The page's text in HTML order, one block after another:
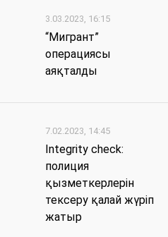
3.03.2023, 16:15
“Мигрант”
операциясы
аяқталды
7.02.2023, 14:45
Integrity check:
полиция
қызметкерлерін
тексеру қалай жүріп
жатыр